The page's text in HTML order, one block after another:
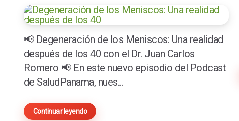
📢 Degeneración de los Meniscos: Una realidad
después de los 40 con el Dr. Juan Carlos
Romero 📢 En este nuevo episodio del Podcast
de SaludPanama, nues...
Continuar leyendo